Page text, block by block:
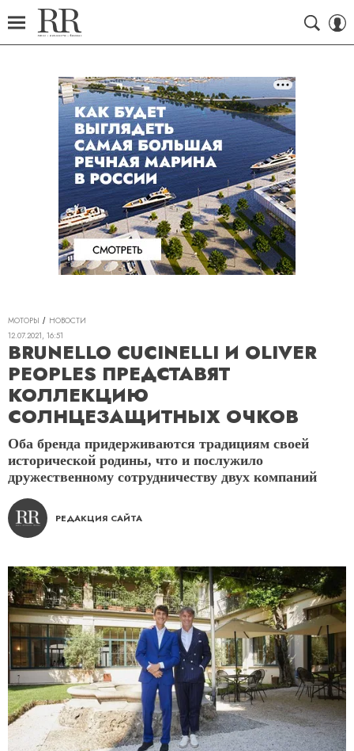
МОТОРЫ
НОВОСТИ
12.07.2021, 16:51
BRUNELLO CUCINELLI И OLIVER
PEOPLES ПРЕДСТАВЯТ
КОЛЛЕКЦИЮ
СОЛНЦЕЗАЩИТНЫХ ОЧКОВ
Оба бренда придерживаются традициям своей
исторической родины, что и послужило
дружественному сотрудничеству двух компаний
РЕДАКЦИЯ САЙТА